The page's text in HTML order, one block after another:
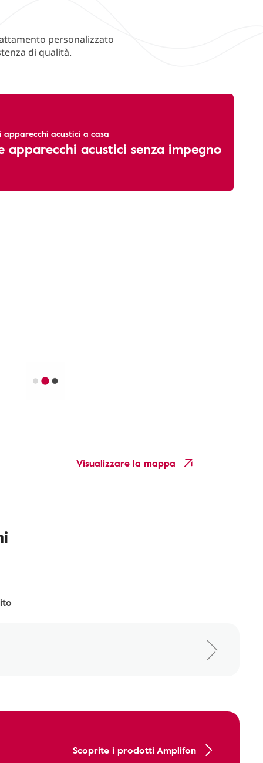
personalizzato
di qualità.
apparecchi acustici a casa
apparecchi acustici senza impegno
Visualizzare la mappa
Scoprite i prodotti Amplifon